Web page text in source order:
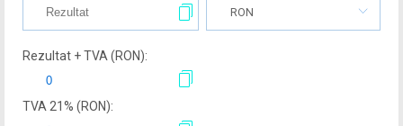
RON
Rezultat + TVA (RON):
TVA 21% (RON):